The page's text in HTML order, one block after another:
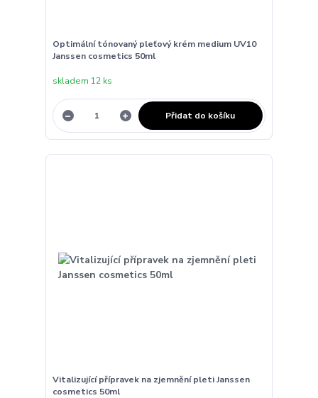
Optimální tónovaný pleťový krém medium UV10
Janssen cosmetics 50ml
skladem 12 ks
Přidat do košíku
Vitalizující přípravek na zjemnění pleti Janssen
cosmetics 50ml